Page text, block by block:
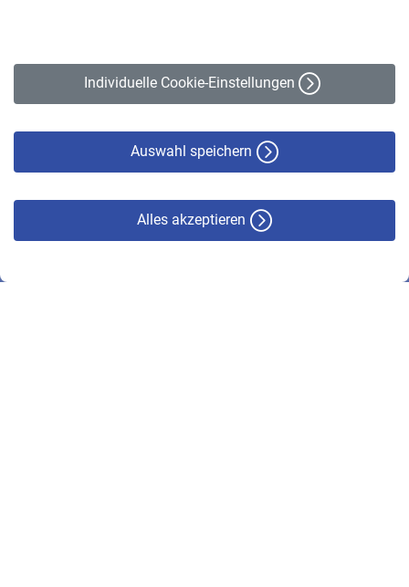
Individuelle Cookie-Einstellungen
Auswahl speichern
Alles akzeptieren
Erklärung zur Barrierefreiheit
© VBL 2026